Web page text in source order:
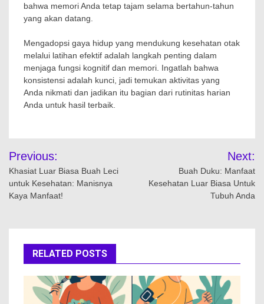
bahwa memori Anda tetap tajam selama bertahun-tahun
yang akan datang.
Mengadopsi gaya hidup yang mendukung kesehatan otak
melalui latihan efektif adalah langkah penting dalam
menjaga fungsi kognitif dan memori. Ingatlah bahwa
konsistensi adalah kunci, jadi temukan aktivitas yang
Anda nikmati dan jadikan itu bagian dari rutinitas harian
Anda untuk hasil terbaik.
Navigasi
pos
Previous:
Khasiat Luar Biasa Buah Leci
untuk Kesehatan: Manisnya
Kaya Manfaat!
Next:
Buah Duku: Manfaat
Kesehatan Luar Biasa Untuk
Tubuh Anda
RELATED POSTS